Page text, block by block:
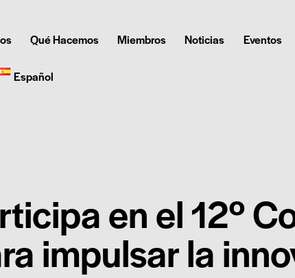
Qué Hacemos Miembros Noticias Eventos
Español
en el 12º
impulsar la